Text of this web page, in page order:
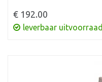
€ 192.00
leverbaar uitvoorraad